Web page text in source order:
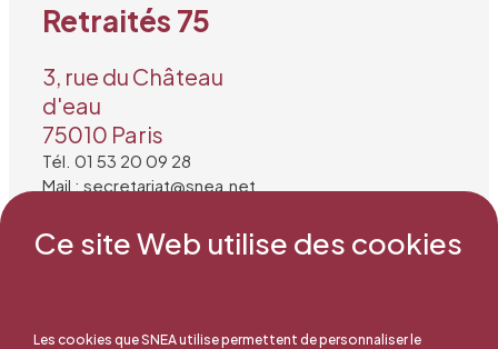
Ce site Web utilise des cookies
Les cookies que SNEA utilise permettent de personnaliser le
Retraités 75
3, rue du Château
d'eau
75010 Paris
Tél. 01 53 20 09 28
Mail : secretariat@snea.net